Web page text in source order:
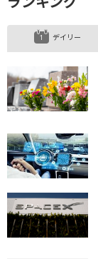
デイリー